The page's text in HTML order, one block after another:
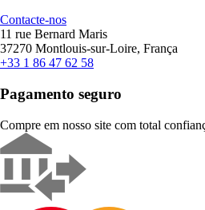
Contacte-nos
11 rue Bernard Maris
37270 Montlouis-sur-Loire, França
+33 1 86 47 62 58
Pagamento seguro
Compre em nosso site com total